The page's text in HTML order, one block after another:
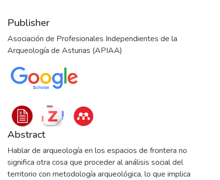
Publisher
Asociación de Profesionales Independientes de la
Arqueología de Asturias (APIAA)
Abstract
Hablar de arqueología en los espacios de frontera no
significa otra cosa que proceder al análisis social del
territorio con metodología arqueológica, lo que implica